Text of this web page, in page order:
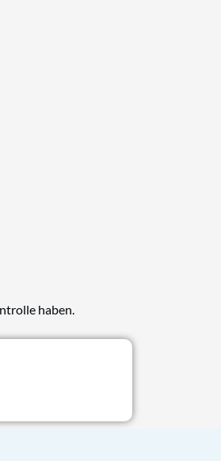
haben.